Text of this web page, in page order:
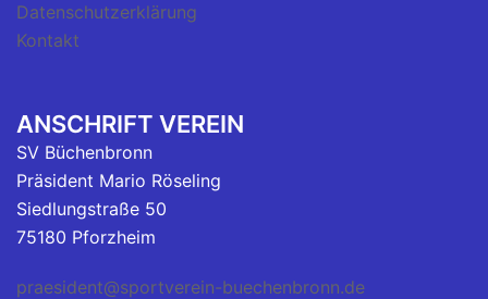
Datenschutzerklärung
Kontakt
ANSCHRIFT VEREIN
SV Büchenbronn
Präsident Mario Röseling
Siedlungstraße 50
75180 Pforzheim
praesident@sportverein-buechenbronn.de